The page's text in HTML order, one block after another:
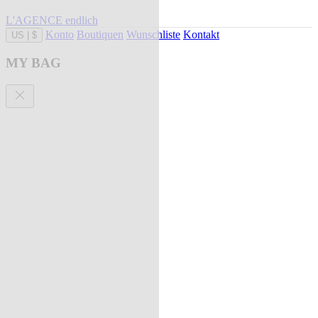
L'AGENCE endlich
US $ Konto Boutiquen Wunschliste Kontakt
MY BAG